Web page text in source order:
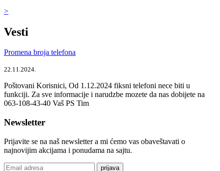
>
Vesti
Promena broja telefona
22.11.2024.
Poštovani Korisnici, Od 1.12.2024 fiksni telefoni nece biti u
funkciji. Za sve informacije i narudzbe mozete da nas dobijete na
063-108-43-40 Vaš PS Tim
Newsletter
Prijavite se na naš newsletter a mi ćemo vas obaveštavati o
najnovijim akcijama i ponudama na sajtu.
prijava